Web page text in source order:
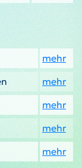
mehr
mehr
mehr
mehr
mehr